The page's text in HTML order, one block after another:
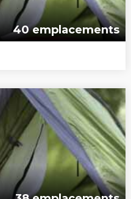
40 emplacements